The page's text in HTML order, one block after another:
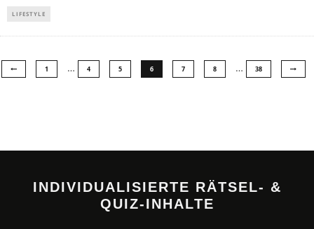
LIFESTYLE
1 … 4 5 6 7 8 … 38
INDIVIDUALISIERTE RÄTSEL- &
QUIZ-INHALTE